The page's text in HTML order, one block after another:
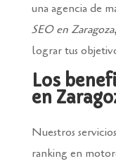
una agencia de
SEO en Zaragoza
lograr tus
Los
en
Nuestros
ranking en